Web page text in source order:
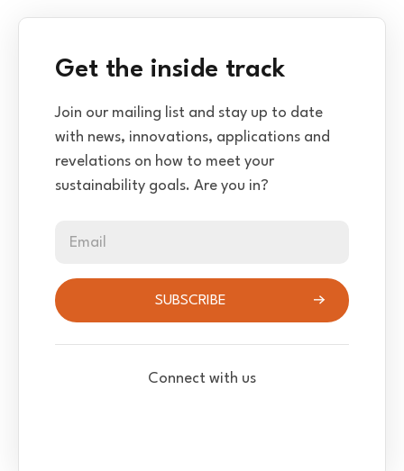
Get the inside track
Join our mailing list and stay up to date
with news, innovations, applications and
revelations on how to meet your
sustainability goals. Are you in?
Email
SUBSCRIBE
Connect with us